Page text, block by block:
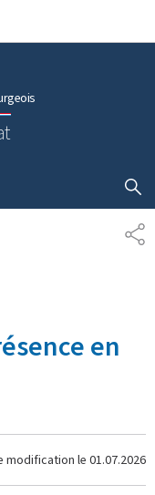
en
modification le 01.07.2026